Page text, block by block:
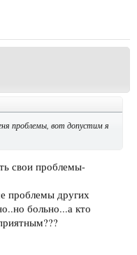
проблемы, вот допустим я
свои проблемы-
проблемы других
больно...а кто